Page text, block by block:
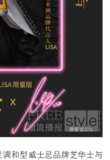
和型威士忌品牌芝华士与